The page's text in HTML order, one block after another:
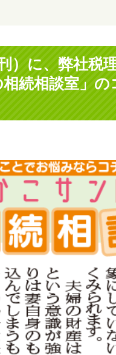
）に、弊社税
続相談室」